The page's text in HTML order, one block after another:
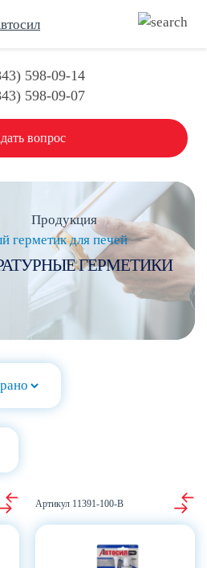
598-09-14
598-09-07
вопрос
Продукция
герметик для печей
ГЕРМЕТИКИ
11391-100-В